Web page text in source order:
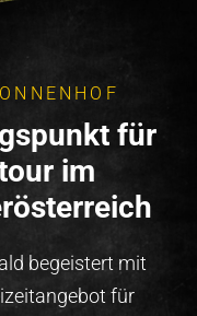
für
im
begeistert mit
für